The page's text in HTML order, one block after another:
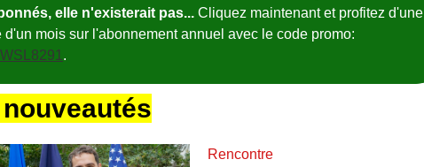
elle n'existerait pas... Cliquez maintenant et profitez d'une
d'un mois sur l'abonnement annuel avec le code promo:
.
Rencontre